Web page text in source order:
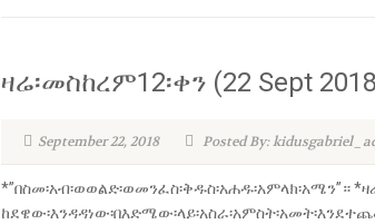
ዛሬ፡መስከረም12፡ቀን (22 Sept
September 22, 2018 Posted By:
*”በስመ፡አብ፡ወወልድ፡ወመንፈስ፡ቅዱስ፡አሐዱ፡አምላክ፡አሜን”።